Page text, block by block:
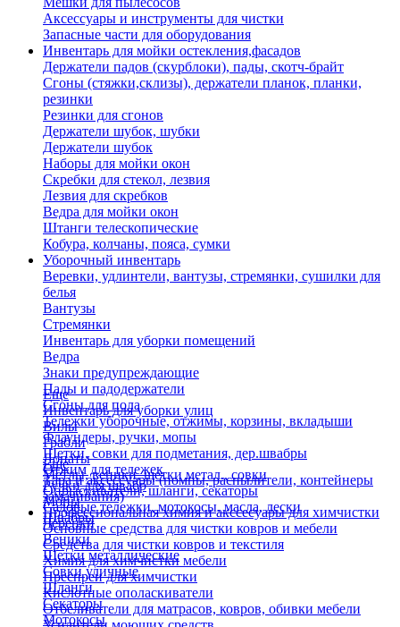
Аксессуары и инструменты для чистки
Запасные части для оборудования
Инвентарь для мойки остекления,фасадов
Держатели падов (скурблоки), пады, скотч-брайт
Сгоны (стяжки,склизы), держатели планок, планки,
резинки
Резинки для сгонов
Держатели шубок, шубки
Держатели шубок
Наборы для мойки окон
Скребки для стекол, лезвия
Лезвия для скребков
Ведра для мойки окон
Штанги телескопические
Кобура, колчаны, пояса, сумки
Уборочный инвентарь
Веревки, удлинтели, вантузы, стремянки, сушилки для
белья
Вантузы
Стремянки
Инвентарь для уборки помещений
Ведра
Знаки предупреждающие
Пады и падодержатели
Сгоны для пола
Тележки уборочные, отжимы, корзины, вкладыши
Флаундеры, ручки, мопы
Щетки, совки для подметания, дер.швабры
Отжим для тележек
Ручки для швабр
Мопы
Швабры
Еще
Инвентарь для уборки улиц
Вилы
Грабли
Лопаты
Метлы, веники, щетки метал., совки
Опрыскиватели, шланги, секаторы
Садовые тележки, мотокосы, масла, лески
Черенки
Веники
Щетки металлические
Совки уличные
Шланги
Секаторы
Мотокосы
Еще
Тара и аксессуары (помпы, распылители, контейнеры
замачивания)
Профессиональная химия и акссесуары для химчистки
Основные средства для чистки ковров и мебели
Средства для чистки ковров и текстиля
Химия для химчистки мебели
Преспреи для химчистки
Кислотные ополаскиватели
Отбеливатели для матрасов, ковров, обивки мебели